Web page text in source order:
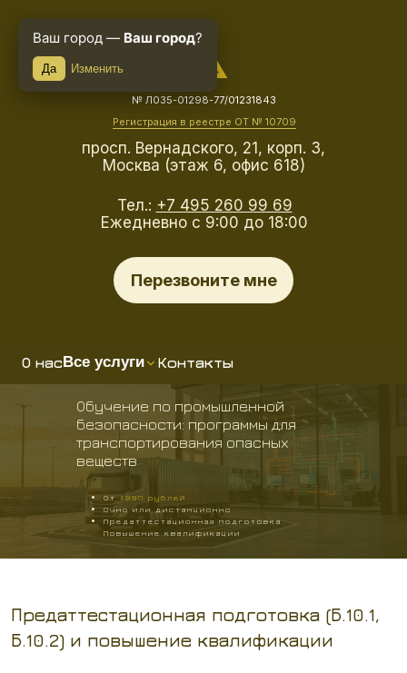
Тел.: +7 495 260 99 69
Ежедневно с 9:00 до 18:00
Перезвоните мне
просп. Вернадского, 21, корп. 3,
Москва (этаж 6, офис 618)
№ Л035-01298-77/01231843
Регистрация в реестре ОТ № 10709
О насВсе услуги Контакты
От1990 рублей
Очно или дистанционно
Предаттестационная подготовка
Повышение квалификации
Обучение по промышленной
безопасности: программы для
транспортирования опасных
веществ
Предаттестационная подготовка (Б.10.1,
Б.10.2) и повышение квалификации
Ваш город — Ваш город?
Да Изменить